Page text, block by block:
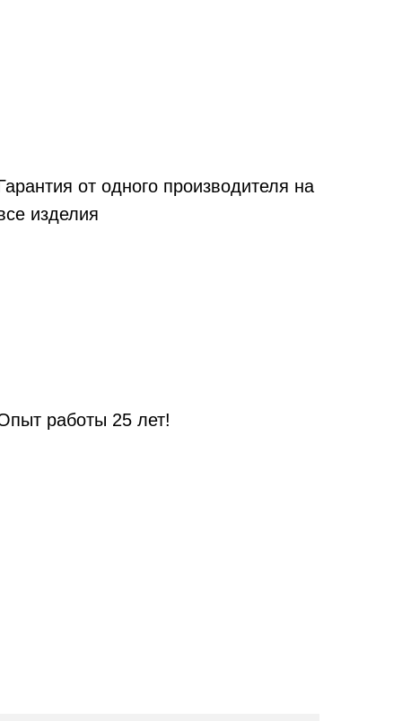
от одного производителя на
изделия
работы 25 лет!